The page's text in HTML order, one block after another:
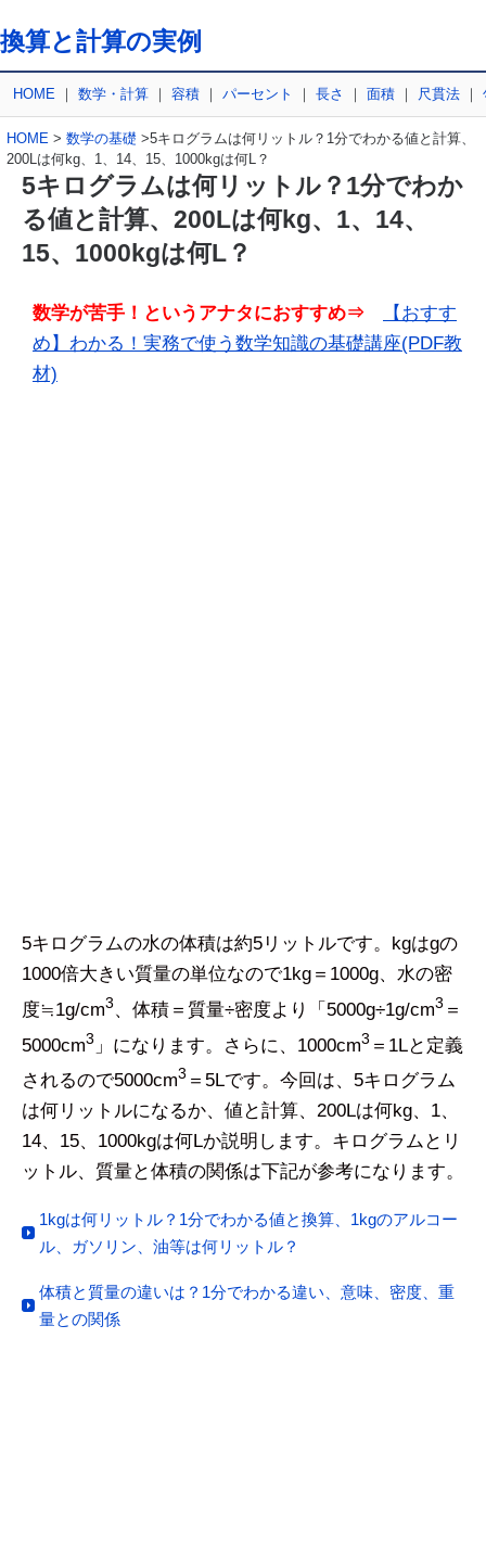
換算と計算の実例
HOME ｜ 数学・計算 ｜ 容積 ｜ パーセント ｜ 長さ ｜ 面積 ｜ 尺貫法 ｜
HOME > 数学の基礎 >5キログラムは何リットル？1分でわかる値と計算、
200Lは何kg、1、14、15、1000kgは何L？
5キログラムは何リットル？1分でわか
る値と計算、200Lは何kg、1、14、
15、1000kgは何L？
数学が苦手！というアナタにおすすめ⇒
【おすす
め】わかる！実務で使う数学知識の基礎講座(PDF教
材)
5キログラムの水の体積は約5リットルです。kgはgの
1000倍大きい質量の単位なので1kg＝1000g、水の密
度≒1g/cm3、体積＝質量÷密度より「5000g÷1g/cm3 ＝
5000cm3 」になります。さらに、1000cm3 ＝1Lと定義
されるので5000cm3 ＝5Lです。今回は、5キログラム
は何リットルになるか、値と計算、200Lは何kg、1、
14、15、1000kgは何Lか説明します。キログラムとリ
ットル、質量と体積の関係は下記が参考になります。
1kgは何リットル？1分でわかる値と換算、1kgのアルコー
ル、ガソリン、油等は何リットル？
体積と質量の違いは？1分でわかる違い、意味、密度、重
量との関係